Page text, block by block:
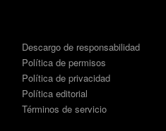
Descargo de responsabilidad
Política de permisos
Política de privacidad
Política editorial
Términos de servicio